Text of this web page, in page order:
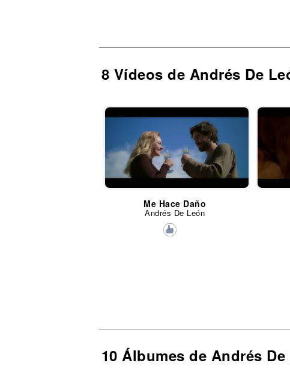
8 Vídeos de Andrés De
Me Hace Daño
Andrés De León
10 Álbumes de Andrés De